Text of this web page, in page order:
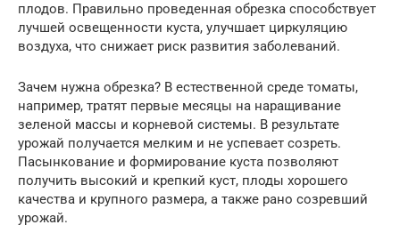
плодов. Правильно проведенная обрезка способствует
лучшей освещенности куста, улучшает циркуляцию
воздуха, что снижает риск развития заболеваний.
Зачем нужна обрезка? В естественной среде томаты,
например, тратят первые месяцы на наращивание
зеленой массы и корневой системы. В результате
урожай получается мелким и не успевает созреть.
Пасынкование и формирование куста позволяют
получить высокий и крепкий куст, плоды хорошего
качества и крупного размера, а также рано созревший
урожай.